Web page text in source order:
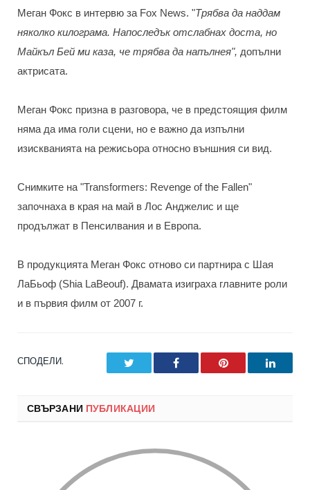
Меган Фокс в интервю за Fox News. "Трябва да наддам
няколко килограма. Напоследък отслабнах доста, но
Майкъл Бей ми каза, че трябва да напълнея", допълни
актрисата.
Меган Фокс призна в разговора, че в предстоящия филм
няма да има голи сцени, но е важно да изпълни
изискванията на режисьора относно външния си вид.
Снимките на "Transformers: Revenge of the Fallen"
започнаха в края на май в Лос Анджелис и ще
продължат в Пенсилвания и в Европа.
В продукцията Меган Фокс отново си партнира с Шая
ЛаБьоф (Shia LaBeouf). Двамата изиграха главните роли
и в първия филм от 2007 г.
СПОДЕЛИ. Facebook Pinterest
СВЪРЗАНИ ПУБЛИКАЦИИ